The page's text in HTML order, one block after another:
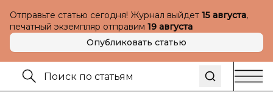
Отправьте статью сегодня! Журнал выйдет 15 августа,
печатный экземпляр отправим 19 августа
Опубликовать статью